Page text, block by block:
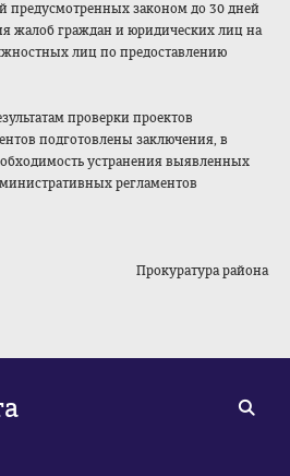
предусмотренных законом до 30 дней
жалоб граждан и юридических лиц на
лиц по предоставлению
проверки проектов
подготовлены заключения, в
устранения выявленных
регламентов
Прокуратура района